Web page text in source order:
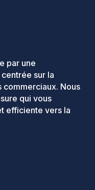
par une
sur la
Nous
qui vous
efficiente vers la